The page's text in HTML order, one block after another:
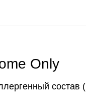
Only
состав